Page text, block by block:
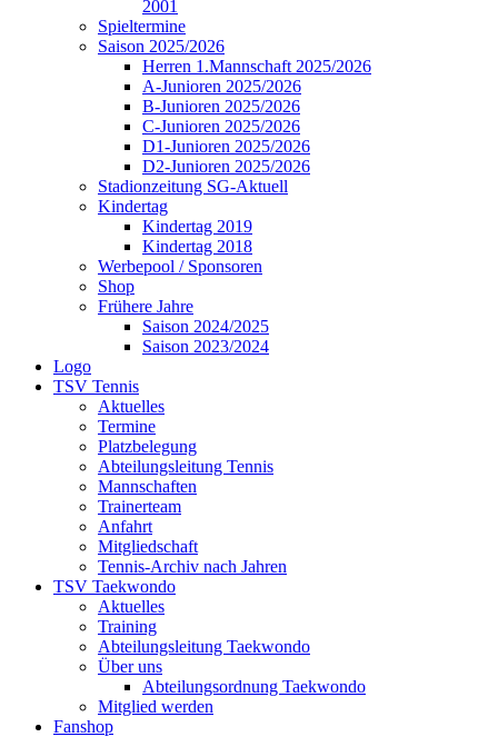
2001
Spieltermine
Saison 2025/2026
Herren 1.Mannschaft 2025/2026
A-Junioren 2025/2026
B-Junioren 2025/2026
C-Junioren 2025/2026
D1-Junioren 2025/2026
D2-Junioren 2025/2026
Stadionzeitung SG-Aktuell
Kindertag
Kindertag 2019
Kindertag 2018
Werbepool / Sponsoren
Shop
Frühere Jahre
Saison 2024/2025
Saison 2023/2024
Logo
TSV Tennis
Aktuelles
Termine
Platzbelegung
Abteilungsleitung Tennis
Mannschaften
Trainerteam
Anfahrt
Mitgliedschaft
Tennis-Archiv nach Jahren
TSV Taekwondo
Aktuelles
Training
Abteilungsleitung Taekwondo
Über uns
Abteilungsordnung Taekwondo
Mitglied werden
Fanshop